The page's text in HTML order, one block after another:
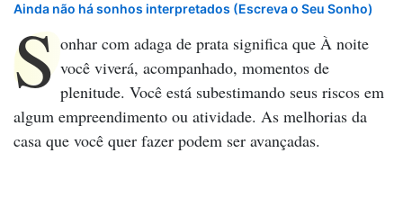
Ainda não há sonhos interpretados (Escreva o Seu Sonho)
S onhar com adaga de prata significa que À noite
você viverá, acompanhado, momentos de
plenitude. Você está subestimando seus riscos em
algum empreendimento ou atividade. As melhorias da
casa que você quer fazer podem ser avançadas.